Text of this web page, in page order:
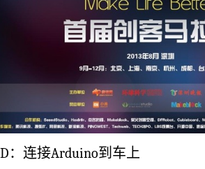
：连接Arduino到车上